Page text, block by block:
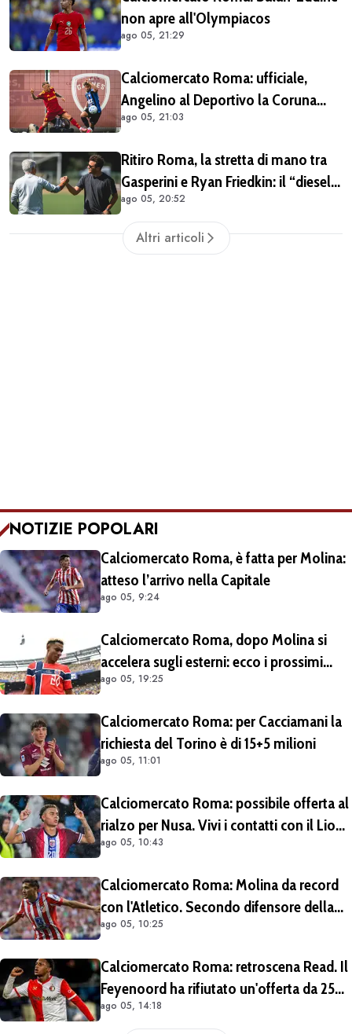
non apre all'Olympiacos
ago 05, 21:29
Calciomercato Roma: ufficiale,
Angelino al Deportivo la Coruna
(COMUNICATO)
ago 05, 21:03
Ritiro Roma, la stretta di mano tra
Gasperini e Ryan Friedkin: il “diesel”
giallorosso ha iniziato a ingranare
ago 05, 20:52
Altri articoli
NOTIZIE POPOLARI
Calciomercato Roma, è fatta per Molina:
atteso l’arrivo nella Capitale
ago 05, 9:24
Calciomercato Roma, dopo Molina si
accelera sugli esterni: ecco i prossimi
obiettivi
ago 05, 19:25
Calciomercato Roma: per Cacciamani la
richiesta del Torino è di 15+5 milioni
ago 05, 11:01
Calciomercato Roma: possibile offerta al
rialzo per Nusa. Vivi i contatti con il Lione
per Fofana
ago 05, 10:43
Calciomercato Roma: Molina da record
con l'Atletico. Secondo difensore della
Liga per gol e assist nelle ultime 4
ago 05, 10:25
Calciomercato Roma: retroscena Read. Il
Feyenoord ha rifiutato un'offerta da 25
milioni di euro più 4 di bonus
ago 05, 14:18